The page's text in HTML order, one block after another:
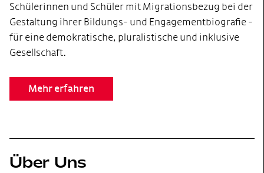
Schülerinnen und Schüler mit Migrationsbezug bei der
Gestaltung ihrer Bildungs- und Engagementbiografie -
für eine demokratische, pluralistische und inklusive
Gesellschaft.
Mehr erfahren
Über Uns